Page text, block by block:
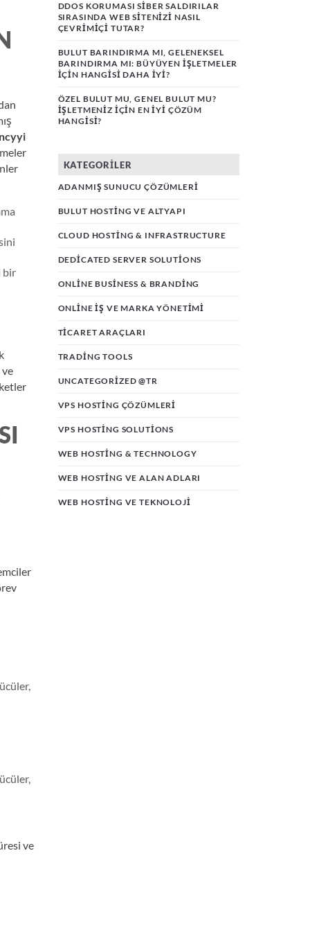
bir
ve
DDOS KORUMASI SIBER SALDIRILAR
SIRASINDA WEB SITENIZI NASIL
ÇEVRIMIÇI TUTAR?
BULUT BARINDIRMA MI, GELENEKSEL
BARINDIRMA MI: BÜYÜYEN İŞLETMELER
İÇIN HANGISI DAHA İYI?
ÖZEL BULUT MU, GENEL BULUT MU?
İŞLETMENIZ İÇIN EN İYI ÇÖZÜM
HANGISI?
KATEGORILER
ADANMIŞ SUNUCU ÇÖZÜMLERI
BULUT HOSTING VE ALTYAPI
CLOUD HOSTING & INFRASTRUCTURE
DEDICATED SERVER SOLUTIONS
ONLINE BUSINESS & BRANDING
ONLINE İŞ VE MARKA YÖNETIMI
TICARET ARAÇLARI
TRADING TOOLS
UNCATEGORIZED @TR
VPS HOSTING ÇÖZÜMLERI
VPS HOSTING SOLUTIONS
WEB HOSTING & TECHNOLOGY
WEB HOSTING VE ALAN ADLARI
WEB HOSTING VE TEKNOLOJI